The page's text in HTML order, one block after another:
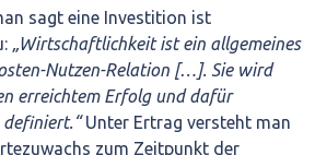
sagt eine Investition ist
„Wirtschaftlichkeit ist ein allgemeines
Nutzen-Relation […]. Sie wird
erreichtem Erfolg und dafür
Unter Ertrag versteht man
zum Zeitpunkt der